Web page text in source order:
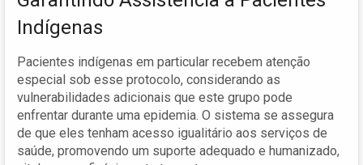
Indígenas
Pacientes indígenas em particular recebem atenção
especial sob esse protocolo, considerando as
vulnerabilidades adicionais que este grupo pode
enfrentar durante uma epidemia. O sistema se assegura
de que eles tenham acesso igualitário aos serviços de
saúde, promovendo um suporte adequado e humanizado,